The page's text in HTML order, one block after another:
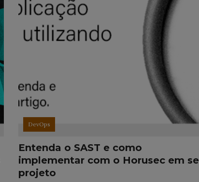
DevOps
Entenda o SAST e como
implementar com o Horusec em
projeto